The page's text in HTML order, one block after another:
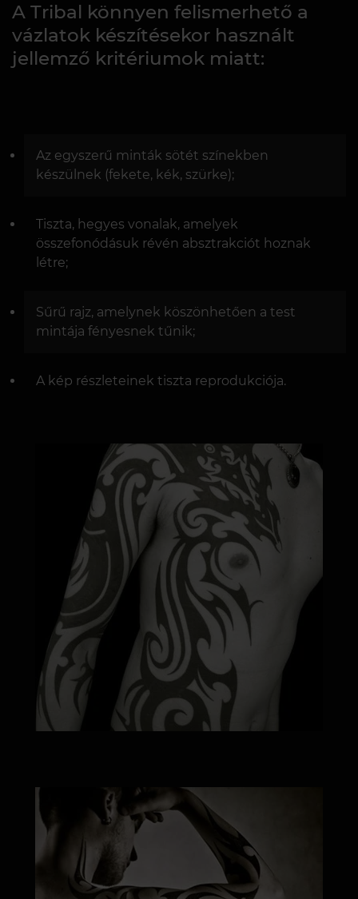
A Tribal könnyen felismerhető a
vázlatok készítésekor használt
jellemző kritériumok miatt:
Az egyszerű minták sötét színekben
készülnek (fekete, kék, szürke);
Tiszta, hegyes vonalak, amelyek
összefonódásuk révén absztrakciót hoznak
létre;
Sűrű rajz, amelynek köszönhetően a test
mintája fényesnek tűnik;
A kép részleteinek tiszta reprodukciója.